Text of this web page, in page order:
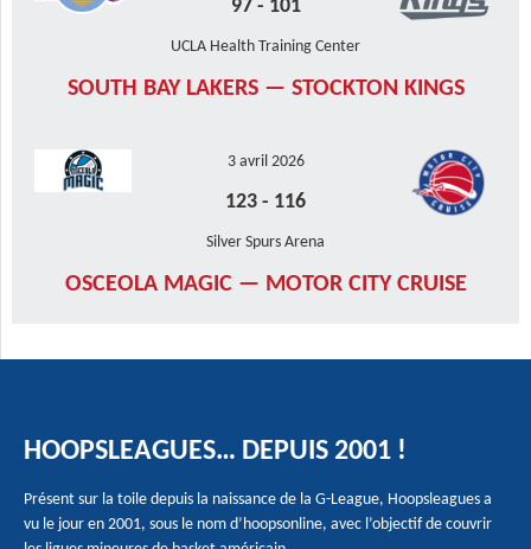
97- 101
UCLA Health Training Center
SOUTH BAY LAKERS — STOCKTON KINGS
3 avril 2026
123 - 116
Silver Spurs Arena
OSCEOLA MAGIC — MOTOR CITY CRUISE
HOOPSLEAGUES… DEPUIS 2001 !
Présent sur la toile depuis la naissance de la G-League, Hoopsleagues a
vu le jour en 2001, sous le nom d’hoopsonline, avec l’objectif de couvrir